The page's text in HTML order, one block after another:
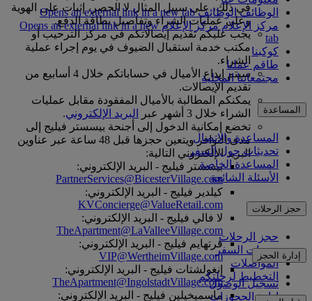
في ذلك، على سبيل المثال لا الحصر، إثبات على الهوية
وعلى عمليات الشراء وتفاصيل بطاقة الدفع.
يجب عليكم تقديم إيصالاتكم في مركز الترحيب أو
مكتب خدمة استقبال الضيوف في يوم إجراء عملية
الشراء.
سيتم إيداع الأميال في حساباتكم خلال 4 أسابيع من
تقديم الإيصالات.
يمكنكم المطالبة بالأميال المفقودة مقابل عمليات
الشراء خلال 3 أشهر عبر
البريد الإلكتروني.
تخضع إمكانية الدخول إلى أجنحة بيسستر فيليج إلى
مدى التوافر ويتعين حجزها قبل 48 ساعة عبر عناوين
البريد الإلكتروني التالية:
بيسستر فيليج - البريد الإلكتروني:
PartnerServices@BicesterVillage.com
كيلدير فيليج - البريد الإلكتروني:
KVConcierge@ValueRetail.com
لا فالي فيليج - البريد الإلكتروني:
TheApartment@LaValleeVillage.com
فرتهايم فيليج - البريد الإلكتروني:
VIP@WertheimVillage.com
إنغولشتات فيليج - البريد الإلكتروني:
TheApartment@IngolstadtVillage.com
ماسميخيلين فيليج - البريد الإلكتروني:
الوظائف الوظائف Opens an external link in a new tab
مركز الإعلام
مركز الإعلام Opens an external link in a new
tab
كوكبنا
طاقم عملنا
مجتمعاتنا المحلية
المساعدة
المساعدة والاتصال
تحديثات حول السفر
المساعدة الخاصة
الأسئلة الشائعة
حجز الرحلات
حجز الرحلات
خدمات السفر
المواصلات
التخطيط لرحلتكم
إدارة الحجز
تسجيل الوصول
إدارة الحجوزات